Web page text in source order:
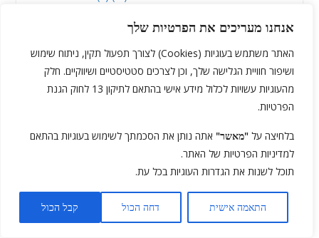
אנחנו מעריכים את הפרטיות שלך
האתר משתמש בעוגיות (Cookies) לצורך תפעול תקין, ניתוח שימוש
ושיפור חוויית הגלישה שלך, וכן לצרכים סטטיסטיים ושיווקיים. חלק
מהעוגיות עשויות לכלול מידע אישי בהתאם לתיקון 13 לחוק הגנת
הפרטיות.
בלחיצה על "מאשר" אתה נותן את הסכמתך לשימוש בעוגיות בהתאם
למדיניות הפרטיות של האתר.
תוכל לשנות את הגדרות העוגיות בכל עת.
התאמה אישית דחה הכול קבל הכול
מתקנים מפחידים
כדור פורח בליטא: החוויה שתגרום לכם
לרחף בין חלום לפחד גבהים
3 באוגוסט 2026
בעוד כמה שבועות אנחנו טסים לליטא. כיאה לחופשה משפחתית,
בחרנו בשילוב של עיר הבירה וילנה עם כמה ימים נוספים בעיירת
אהבתם? מוזמנים לשתף. לא תמותו מזה!